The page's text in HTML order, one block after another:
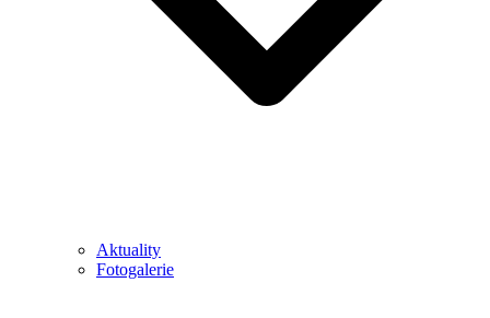
Aktuality
Fotogalerie